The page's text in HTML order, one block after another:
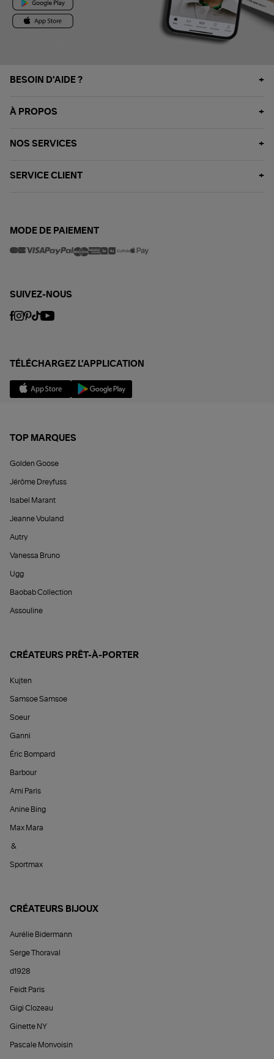
BESOIN D'AIDE ?
À PROPOS
NOS SERVICES
SERVICE CLIENT
MODE DE PAIEMENT
SUIVEZ-NOUS
TÉLÉCHARGEZ L'APPLICATION
TOP MARQUES
Golden Goose
Jérôme Dreyfuss
Isabel Marant
Jeanne Vouland
Autry
Vanessa Bruno
Ugg
Baobab Collection
Assouline
CRÉATEURS PRÊT-À-PORTER
Kujten
Samsoe Samsoe
Soeur
Ganni
Éric Bompard
Barbour
Ami Paris
Anine Bing
Max Mara
&
Sportmax
CRÉATEURS BIJOUX
Aurélie Bidermann
Serge Thoraval
d1928
Feidt Paris
Gigi Clozeau
Ginette NY
Pascale Monvoisin